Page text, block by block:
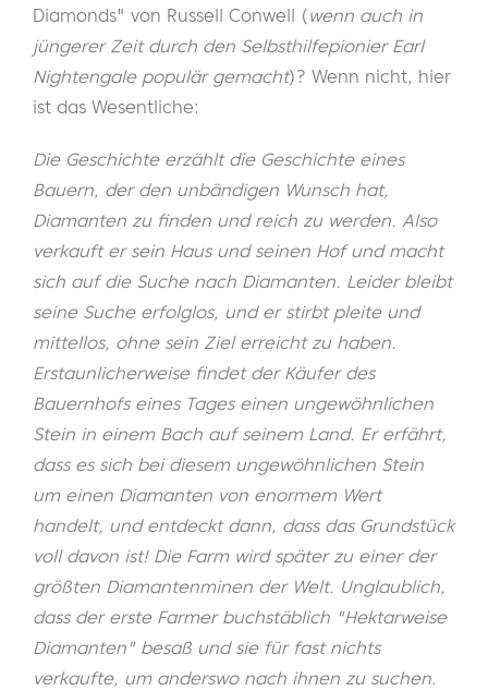
Diamonds" von Russell Conwell (wenn auch in
jüngerer Zeit durch den Selbsthilfepionier Earl
Nightengale populär gemacht)? Wenn nicht, hier
ist das Wesentliche:
Die Geschichte erzählt die Geschichte eines
Bauern, der den unbändigen Wunsch hat,
Diamanten zu finden und reich zu werden. Also
verkauft er sein Haus und seinen Hof und macht
sich auf die Suche nach Diamanten. Leider bleibt
seine Suche erfolglos, und er stirbt pleite und
mittellos, ohne sein Ziel erreicht zu haben.
Erstaunlicherweise findet der Käufer des
Bauernhofs eines Tages einen ungewöhnlichen
Stein in einem Bach auf seinem Land. Er erfährt,
dass es sich bei diesem ungewöhnlichen Stein
um einen Diamanten von enormem Wert
handelt, und entdeckt dann, dass das Grundstück
voll davon ist! Die Farm wird später zu einer der
größten Diamantenminen der Welt. Unglaublich,
dass der erste Farmer buchstäblich "Hektarweise
Diamanten" besaß und sie für fast nichts
verkaufte, um anderswo nach ihnen zu suchen.